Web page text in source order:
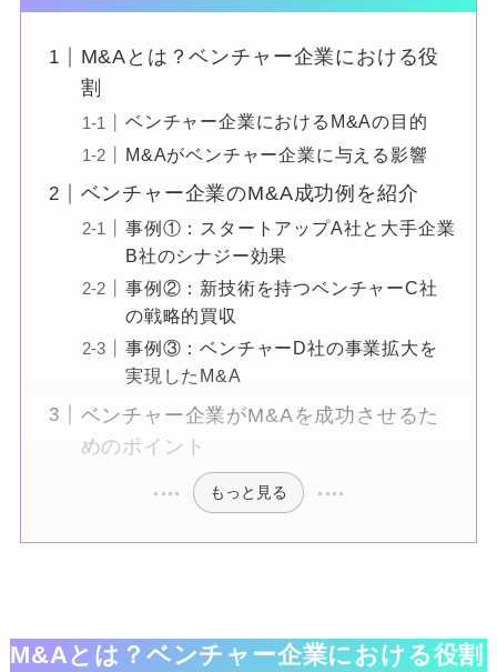
M&Aとは？ベンチャー企業における役
割
ベンチャー企業におけるM&Aの目的
M&Aがベンチャー企業に与える影響
ベンチャー企業のM&A成功例を紹介
事例①：スタートアップA社と大手企業
B社のシナジー効果
事例②：新技術を持つベンチャーC社
の戦略的買収
事例③：ベンチャーD社の事業拡大を
実現したM&A
ベンチャー企業がM&Aを成功させるた
めのポイント
もっと見る
M&Aとは？ベンチャー企業における役割